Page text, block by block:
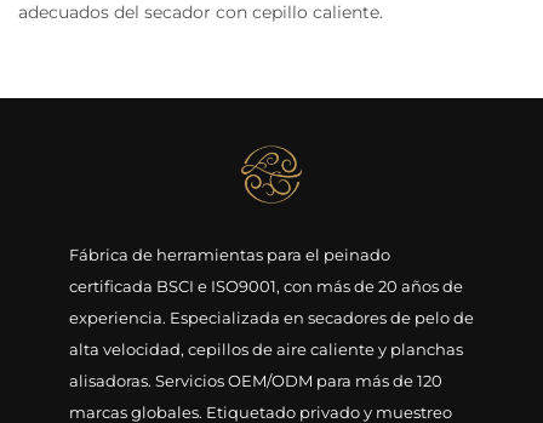
adecuados del secador con cepillo caliente.
Fábrica de herramientas para el peinado
certificada BSCI e ISO9001, con más de 20 años de
experiencia. Especializada en secadores de pelo de
alta velocidad, cepillos de aire caliente y planchas
alisadoras. Servicios OEM/ODM para más de 120
marcas globales. Etiquetado privado y muestreo